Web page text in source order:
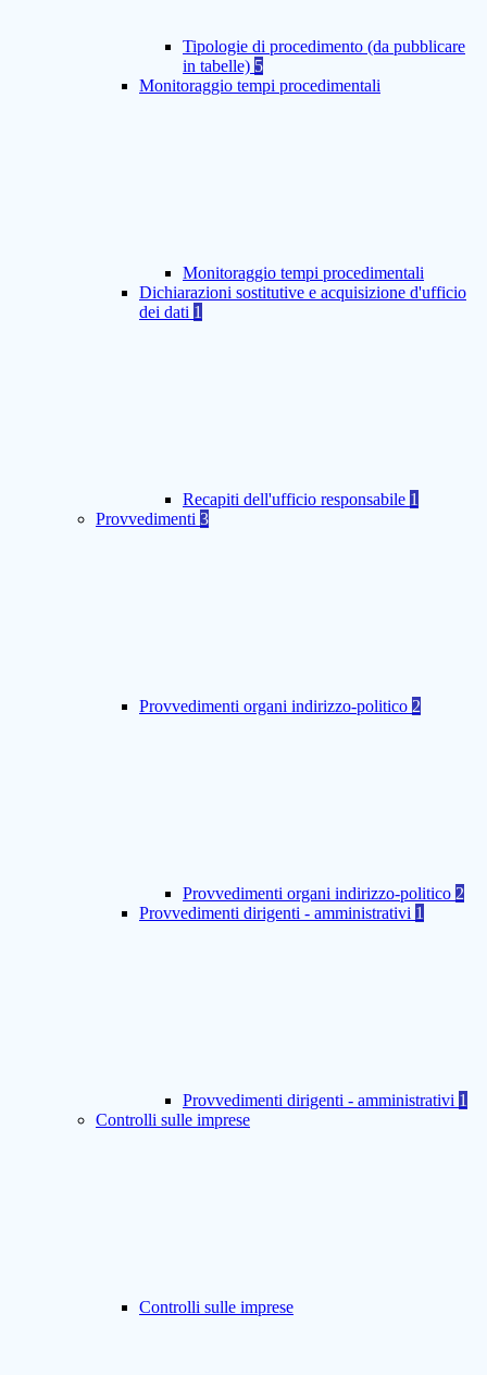
Tipologie di procedimento (da pubblicare
in tabelle) 5
Monitoraggio tempi procedimentali
Monitoraggio tempi procedimentali
Dichiarazioni sostitutive e acquisizione d'ufficio
dei dati 1
Recapiti dell'ufficio responsabile 1
Provvedimenti 3
Provvedimenti organi indirizzo-politico 2
Provvedimenti organi indirizzo-politico 2
Provvedimenti dirigenti - amministrativi 1
Provvedimenti dirigenti - amministrativi 1
Controlli sulle imprese
Controlli sulle imprese